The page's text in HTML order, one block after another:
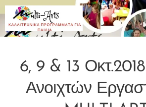
6, 9 & 13
Ανοιχτών